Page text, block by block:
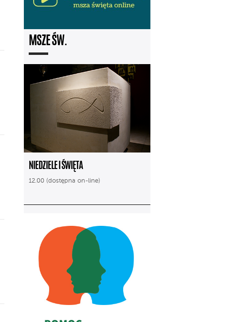
MSZE ŚW.
NIEDZIELE I ŚWIĘTA
12.00 (dostępna on-line)